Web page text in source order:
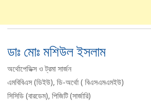
ডাঃ মোঃ মশিউল ইসলাম
অর্থোপেডিক্স ও ট্রমা সার্জন
এমবিবিএস (ডিইউ), ডি-অর্থো ( বিএসএমএমইউ)
সিসিডি (বারডেম), পিজিটি (সার্জারি)